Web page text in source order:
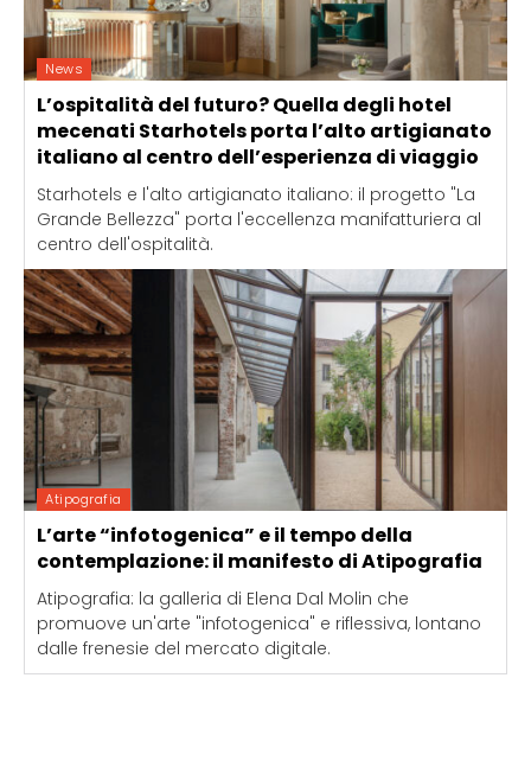
News
L’ospitalità del futuro? Quella degli hotel
mecenati Starhotels porta l’alto artigianato
italiano al centro dell’esperienza di viaggio
Starhotels e l'alto artigianato italiano: il progetto "La
Grande Bellezza" porta l'eccellenza manifatturiera al
centro dell'ospitalità.
Atipografia
L’arte “infotogenica” e il tempo della
contemplazione: il manifesto di Atipografia
Atipografia: la galleria di Elena Dal Molin che
promuove un'arte "infotogenica" e riflessiva, lontano
dalle frenesie del mercato digitale.